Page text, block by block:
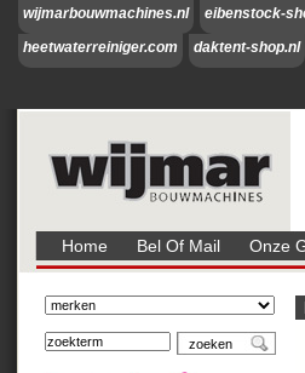
wijmarbouwmachines.nl eibenstock-
heetwaterreiniger.com
daktent-shop.nl
Home Bel Of Mail Onze